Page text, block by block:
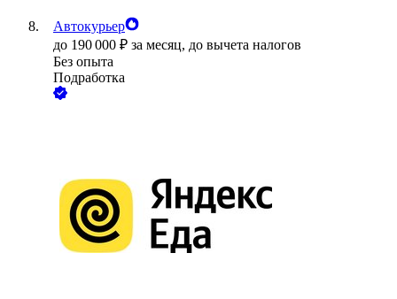
Автокурьер
до 190 000 ₽ за месяц, до вычета налогов
Без опыта
Подработка